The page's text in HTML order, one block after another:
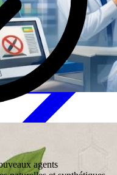
Hospital
agents